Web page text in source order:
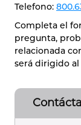
Telefono:
Completa el
pregunta,
relacionada
será dirigido